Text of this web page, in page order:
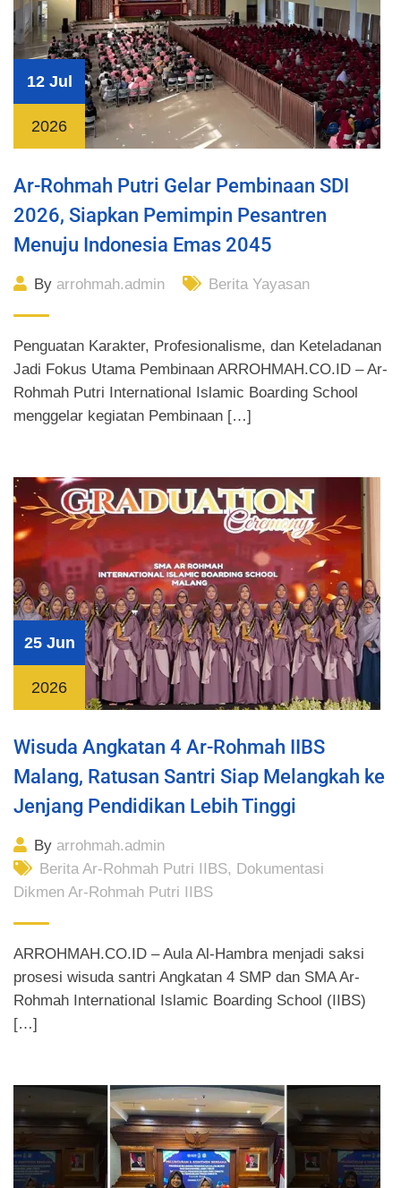
12 Jul
2026
Ar-Rohmah Putri Gelar Pembinaan SDI
2026, Siapkan Pemimpin Pesantren
Menuju Indonesia Emas 2045
By arrohmah.admin Berita Yayasan
Penguatan Karakter, Profesionalisme, dan Keteladanan
Jadi Fokus Utama Pembinaan ARROHMAH.CO.ID – Ar-
Rohmah Putri International Islamic Boarding School
menggelar kegiatan Pembinaan […]
25 Jun
2026
Wisuda Angkatan 4 Ar-Rohmah IIBS
Malang, Ratusan Santri Siap Melangkah ke
Jenjang Pendidikan Lebih Tinggi
By arrohmah.admin
Berita Ar-Rohmah Putri IIBS, Dokumentasi
Dikmen Ar-Rohmah Putri IIBS
ARROHMAH.CO.ID – Aula Al-Hambra menjadi saksi
prosesi wisuda santri Angkatan 4 SMP dan SMA Ar-
Rohmah International Islamic Boarding School (IIBS)
[…]